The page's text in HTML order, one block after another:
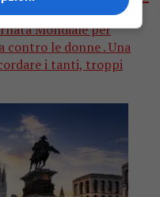
Mondiale per
contro le donne . Una
i tanti, troppi